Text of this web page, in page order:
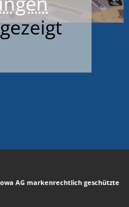
AG markenrechtlich geschützte